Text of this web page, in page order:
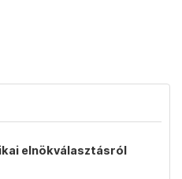
elnökválasztásról